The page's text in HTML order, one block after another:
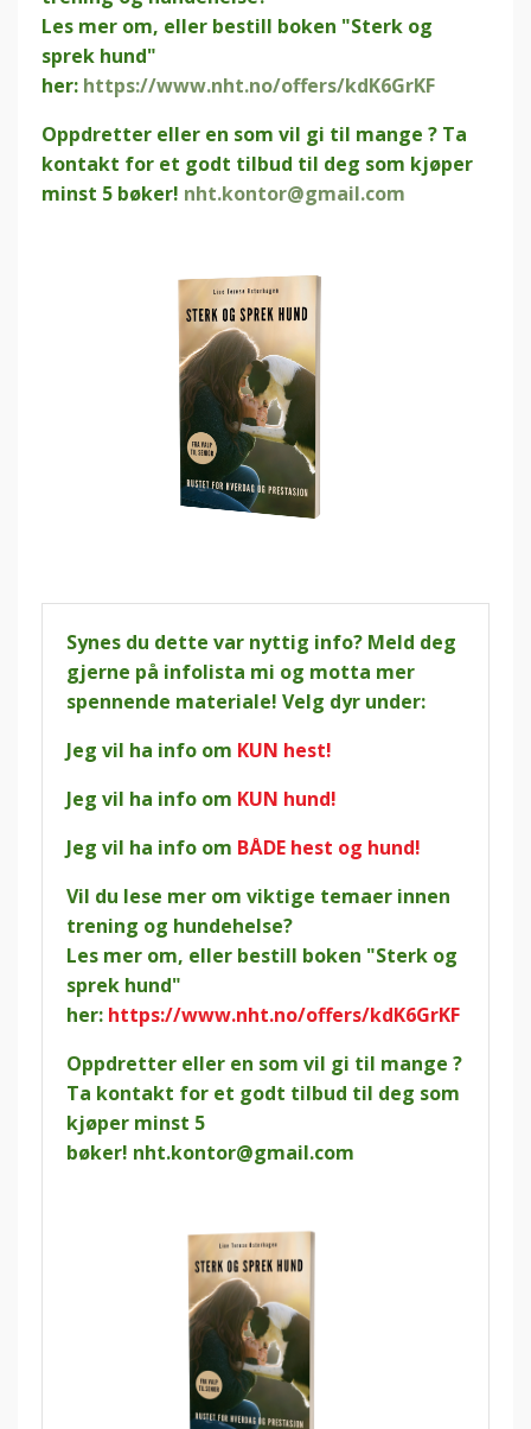
Les mer om, eller bestill boken "Sterk og
sprek hund"
her: https://www.nht.no/offers/kdK6GrKF
Oppdretter eller en som vil gi til mange ? Ta
kontakt for et godt tilbud til deg som kjøper
minst 5 bøker! nht.kontor@gmail.com
Synes du dette var nyttig info? Meld deg
gjerne på infolista mi og motta mer
spennende materiale! Velg dyr under:
Jeg vil ha info om KUN hest!
Jeg vil ha info om KUN hund!
Jeg vil ha info om BÅDE hest og hund!
Vil du lese mer om viktige temaer innen
trening og hundehelse?
Les mer om, eller bestill boken "Sterk og
sprek hund"
her: https://www.nht.no/offers/kdK6GrKF
Oppdretter eller en som vil gi til mange ?
Ta kontakt for et godt tilbud til deg som
kjøper minst 5
bøker! nht.kontor@gmail.com